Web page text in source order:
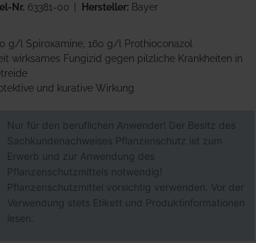
Nr. 63381-00 Hersteller:Bayer
g/l Spiroxamine, 160 g/l Prothioconazol
wirksames Fungizid gegen pilzliche Krankheiten in
und kurative Wirkung
Nur für den beruflichen Anwender! Der Besitz des
Sachkundenachweises Pflanzenschutz ist zum
Erwerb und zur Anwendung des
Pflanzenschutzmittels notwendig!
Pflanzenschutzmittel vorsichtig verwenden. Vor der
Verwendung stets Etikett und Produktinformationen
lesen.